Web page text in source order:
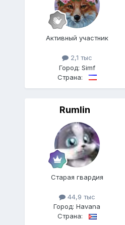
Активный участник
2,1 тыс
Город: Simf
Страна:
Rumlin
Старая гвардия
44,9 тыс
Город:Havana
Страна: